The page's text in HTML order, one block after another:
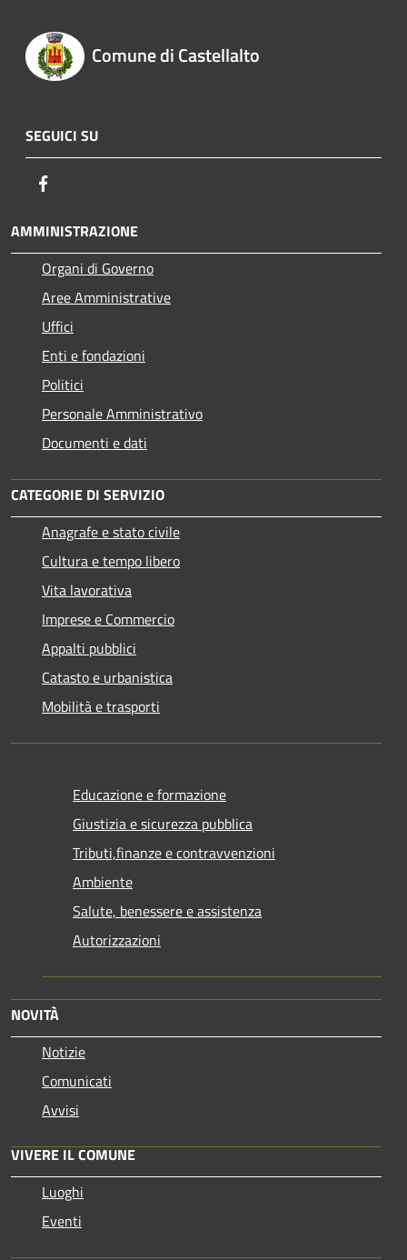
Comune di Castellalto
SEGUICI SU
AMMINISTRAZIONE
Organi di Governo
Aree Amministrative
Uffici
Enti e fondazioni
Politici
Personale Amministrativo
Documenti e dati
CATEGORIE DI SERVIZIO
Anagrafe e stato civile
Cultura e tempo libero
Vita lavorativa
Imprese e Commercio
Appalti pubblici
Catasto e urbanistica
Mobilità e trasporti
Educazione e formazione
Giustizia e sicurezza pubblica
Tributi,finanze e contravvenzioni
Ambiente
Salute, benessere e assistenza
Autorizzazioni
NOVITÀ
Notizie
Comunicati
Avvisi
VIVERE IL COMUNE
Luoghi
Eventi